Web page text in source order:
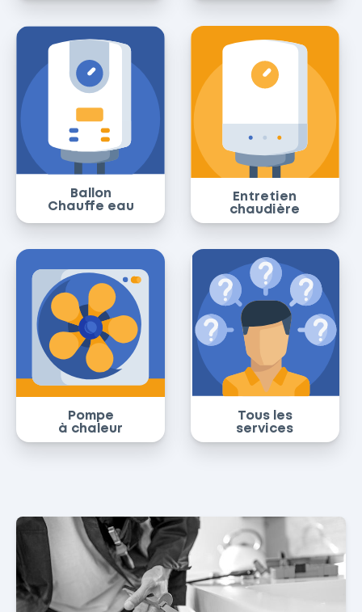
Ballon
Chauffe eau
Entretien
chaudière
Pompe
à chaleur
Tous les
services